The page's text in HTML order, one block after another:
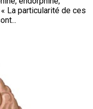
La particularité de ces